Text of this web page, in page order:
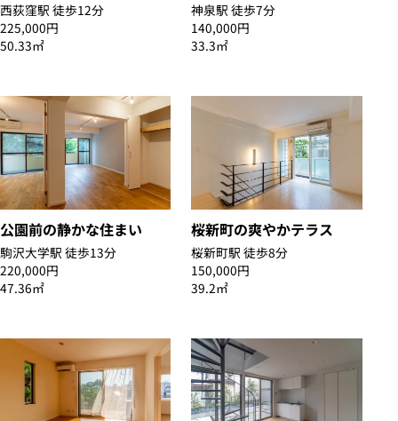
西荻窪駅 徒歩12分
225,000円
50.33㎡
神泉駅 徒歩7分
140,000円
33.3㎡
公園前の静かな住まい
駒沢大学駅 徒歩13分
220,000円
47.36㎡
桜新町の爽やかテラス
桜新町駅 徒歩8分
150,000円
39.2㎡